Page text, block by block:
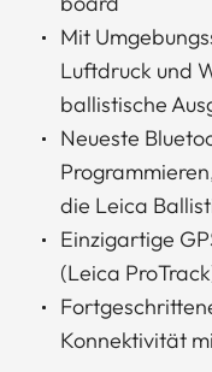
Mit
Luftdruck und
ballistische
Neueste
die Leica
Einzigartige
(Leica
Konnektivität